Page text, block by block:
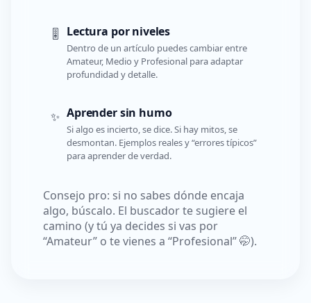
🎚️ Lectura por niveles
Dentro de un artículo puedes cambiar entre
Amateur, Medio y Profesional para adaptar
profundidad y detalle.
✨ Aprender sin humo
Si algo es incierto, se dice. Si hay mitos, se
desmontan. Ejemplos reales y “errores típicos”
para aprender de verdad.
Consejo pro: si no sabes dónde encaja
algo, búscalo. El buscador te sugiere el
camino (y tú ya decides si vas por
“Amateur” o te vienes a “Profesional” 🤭).